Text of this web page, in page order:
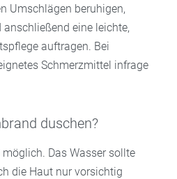
Umschlägen beruhigen,
eine leichte,
auftragen. Bei
Schmerzmittel infrage
duschen?
Das Wasser sollte
die Haut nur vorsichtig